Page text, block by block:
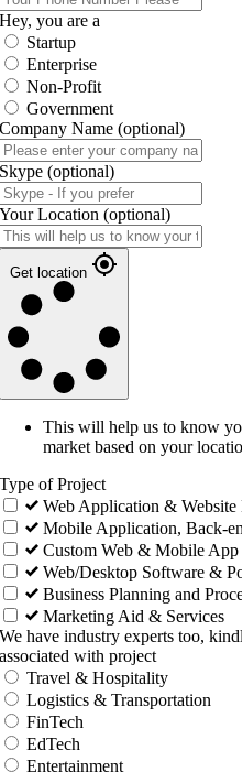
Hey, you are a
Startup
Enterprise
Non-Profit
Government
Company Name (optional)
Skype (optional)
Your Location (optional)
Get location
This will help us to know
market based on your
Type of Project
Web Application & Website
Mobile Application, Back-
Custom Web & Mobile App
Web/Desktop Software &
Business Planning and
Marketing Aid & Services
We have industry experts too,
associated with project
Travel & Hospitality
Logistics & Transportation
FinTech
EdTech
Entertainment